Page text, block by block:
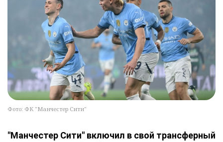
Фото: ФК "Манчестер Сити"
"Манчестер Сити" включил в свой трансферный